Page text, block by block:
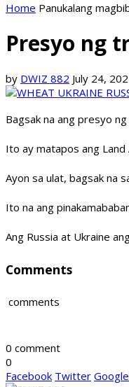
Home Panukalang
Presyo ng
by DWIZ 882 July 24,
Bagsak na ang presyo
Ito ay matapos ang
Ayon sa ulat, bagsak na
Ito na ang
Ang Russia at Ukraine
Comments
comments
0 comment
0
Facebook Twitter